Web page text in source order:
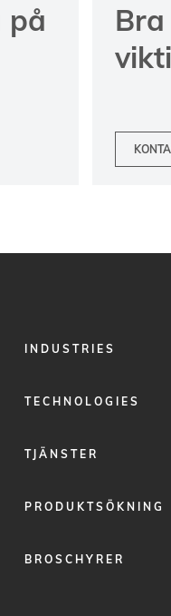
på
FOOTERINDUSTRIES
TECHNOLOGIES
TJÄNSTER
PRODUKTSÖKNING
BROSCHYRER